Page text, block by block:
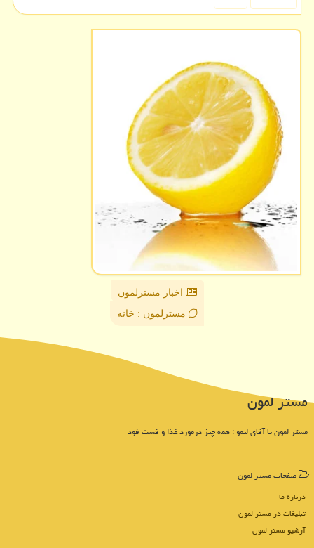
اخبار مسترلمون
مسترلمون : خانه
مستر لمون
مستر لمون یا آقای لیمو : همه چیز درمورد غذا و فست فود
صفحات مستر لمون
درباره ما
تبلیغات در مستر لمون
آرشیو مستر لمون